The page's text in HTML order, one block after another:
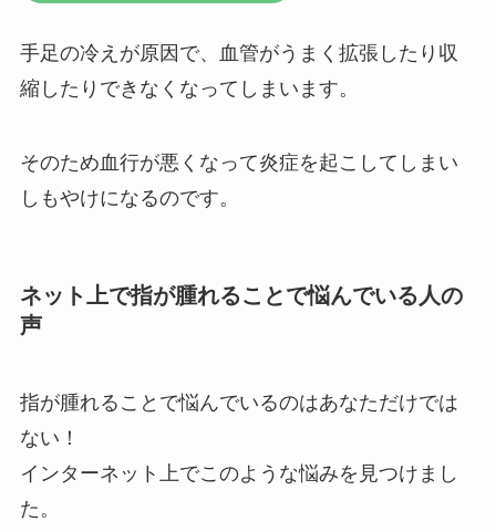
手足の冷えが原因で、血管がうまく拡張したり収
縮したりできなくなってしまいます。
そのため血行が悪くなって炎症を起こしてしまい
しもやけになるのです。
ネット上で指が腫れることで悩んでいる人の
声
指が腫れることで悩んでいるのはあなただけでは
ない！
インターネット上でこのような悩みを見つけまし
た。